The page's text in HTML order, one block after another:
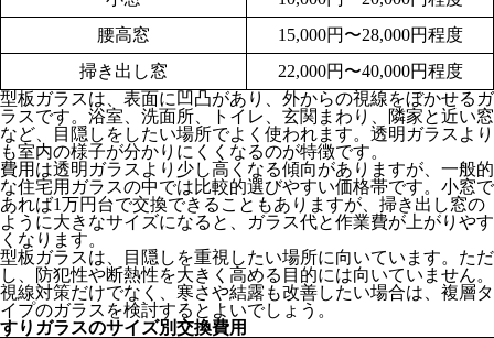
腰高窓
15,000円〜28,000円程度
掃き出し窓
22,000円〜40,000円程度
型板ガラスは、表面に凹凸があり、外からの視線をぼかせるガ
ラスです。浴室、洗面所、トイレ、玄関まわり、隣家と近い窓
など、目隠しをしたい場所でよく使われます。透明ガラスより
も室内の様子が分かりにくくなるのが特徴です。
費用は透明ガラスより少し高くなる傾向がありますが、一般的
な住宅用ガラスの中では比較的選びやすい価格帯です。小窓で
あれば1万円台で交換できることもありますが、掃き出し窓の
ように大きなサイズになると、ガラス代と作業費が上がりやす
くなります。
型板ガラスは、目隠しを重視したい場所に向いています。ただ
し、防犯性や断熱性を大きく高める目的には向いていません。
視線対策だけでなく、寒さや結露も改善したい場合は、複層タ
イプのガラスを検討するとよいでしょう。
すりガラスのサイズ別交換費用